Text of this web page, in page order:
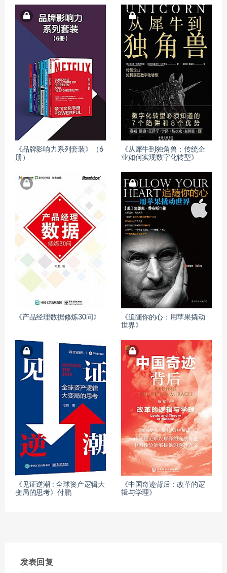
《品牌影响力系列套装》（6
册）
《从犀牛到独角兽：传统企
业如何实现数字化转型》
《产品经理数据修炼30问》
《追随你的心：用苹果撬动
世界》
《见证逆潮 : 全球资产逻辑大
变局的思考》付鹏
《中国奇迹背后：改革的逻
辑与学理》
发表回复